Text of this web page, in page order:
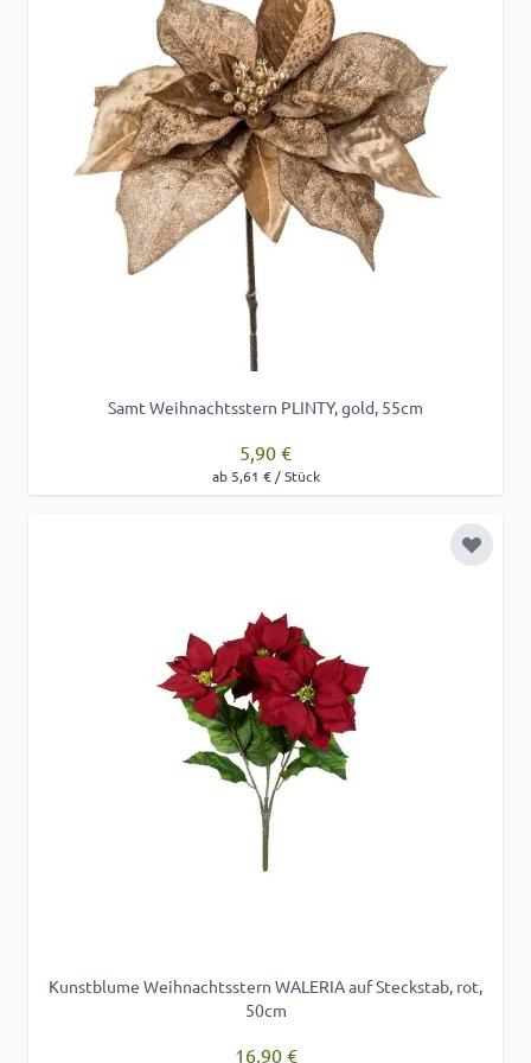
Samt Weihnachtsstern PLINTY, gold, 55cm
5,90 €
ab 5,61 € / Stück
Zur
Kunstblume Weihnachtsstern WALERIA auf Steckstab, rot,
50cm
16,90 €